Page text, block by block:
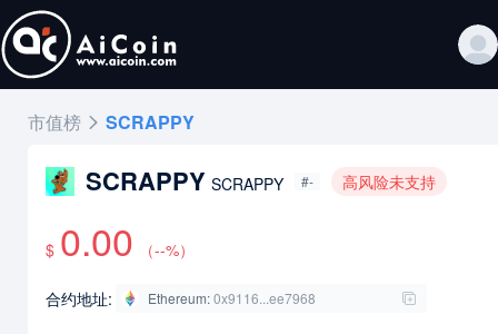
市值榜 SCRAPPY
SCRAPPY SCRAPPY #- 高风险未支持
$ 0.00 （--%）
合约地址: Ethereum:0x9116...ee7968